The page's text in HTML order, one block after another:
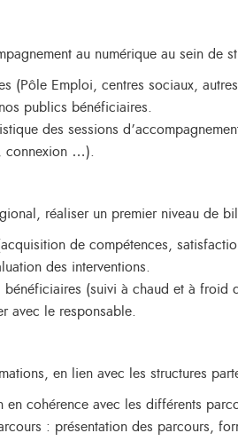
au numérique au sein de
(Pôle Emploi, centres sociaux,
publics bénéficiaires.
des sessions
connexion …).
réaliser un premier niveau de
de compétences,
des interventions.
(suivi à chaud et à froid
avec le responsable.
en lien avec les structures
en cohérence avec les différents
: présentation des parcours,